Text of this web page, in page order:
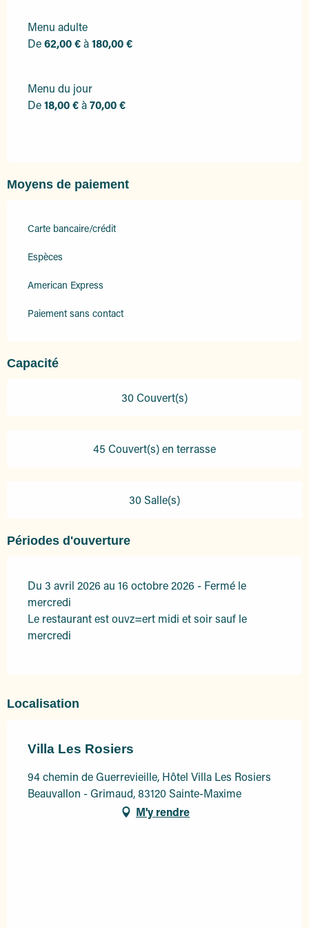
Menu adulte
De62,00 €à180,00 €
Menu du jour
De18,00 €à70,00 €
Moyens de paiement
Carte bancaire/crédit
Espèces
American Express
Paiement sans contact
Capacité
30 Couvert(s)
45 Couvert(s) en terrasse
30 Salle(s)
Périodes d'ouverture
Du 3 avril 2026 au 16 octobre 2026 - Fermé le
mercredi
Le restaurant est ouvz=ert midi et soir sauf le
mercredi
Localisation
Villa Les Rosiers
94 chemin de Guerrevieille, Hôtel Villa Les Rosiers
Beauvallon - Grimaud, 83120 Sainte-Maxime
M'y rendre